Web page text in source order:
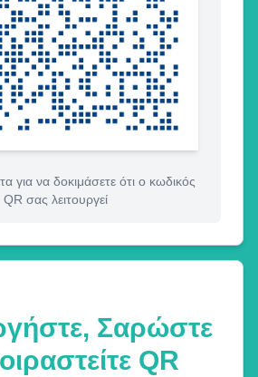
για να δοκιμάσετε ότι ο κωδικός
QR σας λειτουργεί
Σαρώστε
QR